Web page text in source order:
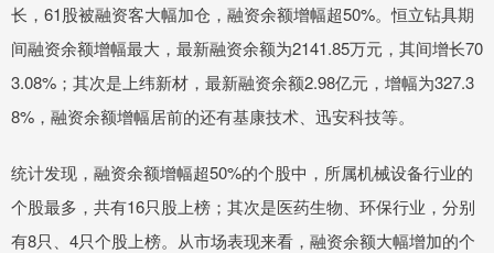
长，61股被融资客大幅加仓，融资余额增幅超50%。恒立钻具期
间融资余额增幅最大，最新融资余额为2141.85万元，其间增长70
3.08%；其次是上纬新材，最新融资余额2.98亿元，增幅为327.3
8%，融资余额增幅居前的还有基康技术、迅安科技等。
统计发现，融资余额增幅超50%的个股中，所属机械设备行业的
个股最多，共有16只股上榜；其次是医药生物、环保行业，分别
有8只、4只个股上榜。从市场表现来看，融资余额大幅增加的个